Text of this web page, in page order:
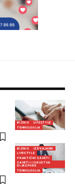
BIZNIS
LIFESTYLE
TEHNOLOGIJA
BIZNIS
IZDVAJAMO
LIFESTYLE
PRAKTIČNI SAVETI
SAVETI I ISKUSTVA
DIJASPORE
TEHNOLOGIJA